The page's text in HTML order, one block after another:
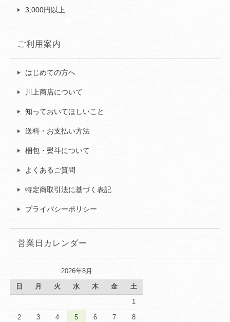
3,000円以上
ご利用案内
はじめての方へ
川上商店について
知っておいてほしいこと
送料・お支払い方法
梱包・熨斗について
よくあるご質問
特定商取引法に基づく表記
プライバシーポリシー
営業日カレンダー
2026年8月
日 月 火 水 木 金 土
1
2 3 4 5 6 7 8